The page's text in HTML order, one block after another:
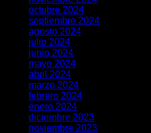
octubre 2024
septiembre 2024
agosto 2024
julio 2024
junio 2024
mayo 2024
abril 2024
marzo 2024
febrero 2024
enero 2024
diciembre 2023
noviembre 2023